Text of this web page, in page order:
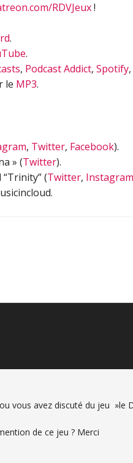
RDVJeux!
.
.
, Podcast Addict,Spotify
le MP3.
, Twitter, Facebook).
» (Twitter).
(Twitter, Instagram
vous avez discuté du jeu »le
de ce jeu ? Merci